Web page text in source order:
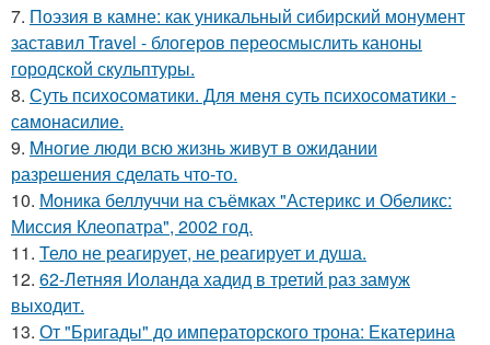
7. Поэзия в камне: как уникальный сибирский монумент
заставил Travel - блогеров переосмыслить каноны
городской скульптуры.
8. Суть психосомaтики. Для мeня суть психосомaтики -
сaмонaсилиe.
9. Mногие люди всю жизнь живут в ожидании
разрешения сделать что-то.
10. Моника беллуччи на съёмках "Астерикс и Обеликс:
Миссия Клеопатра", 2002 год.
11. Тело не реагирует, не реагирует и душа.
12. 62-Летняя Иоланда хадид в третий раз замуж
выходит.
13. От "Бригады" до императорского трона: Екатерина